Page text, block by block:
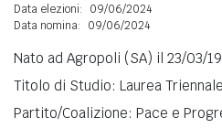
Data elezioni:
09/06/2024
Data nomina:
09/06/2024
Nato ad Agropoli (SA) il 23/03/
Titolo di Studio: Laurea Triennale
Partito/Coalizione: Pace e